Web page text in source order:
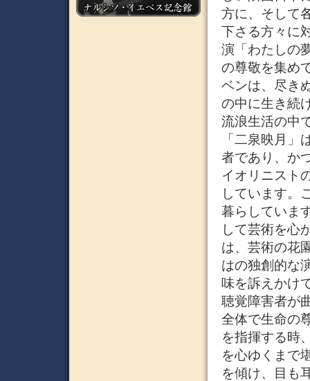
方に、そして
下さる方々に
演「わたしの
の尊敬を集め
ベンは、尽き
の中に生き続
流浪生活の中
「二泉映月
者であり、か
イオリニスト
しています。
暮らしていま
して芸術を心
は、芸術の花
はの独創的な
味を訴えかけ
聴覚障害者が
全体で生命の
を指揮する時
を心ゆくまで
を傾け、目も